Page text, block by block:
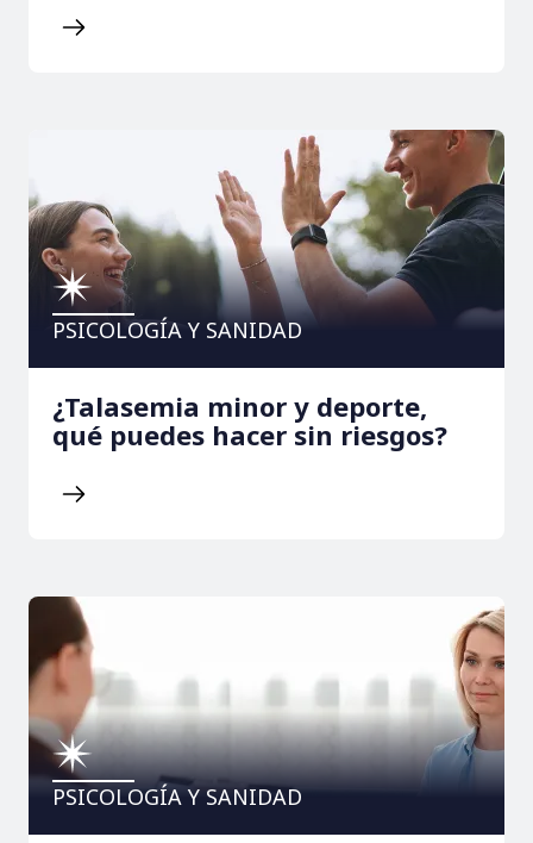
PSICOLOGÍA Y SANIDAD
¿Talasemia minor y deporte,
qué puedes hacer sin riesgos?
PSICOLOGÍA Y SANIDAD